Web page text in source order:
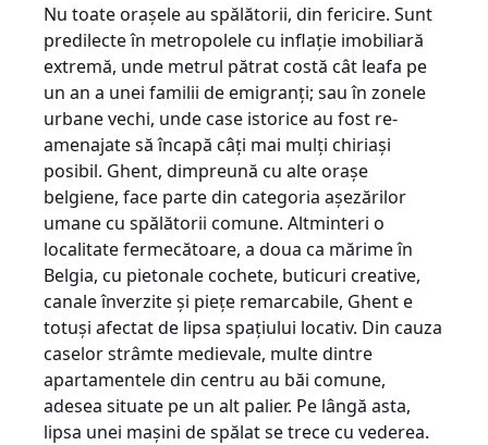
Nu toate oraşele au spălătorii, din fericire. Sunt
predilecte în metropolele cu inflaţie imobiliară
extremă, unde metrul pătrat costă cât leafa pe
un an a unei familii de emigranţi; sau în zonele
urbane vechi, unde case istorice au fost re-
amenajate să încapă câţi mai mulţi chiriaşi
posibil. Ghent, dimpreună cu alte oraşe
belgiene, face parte din categoria aşezărilor
umane cu spălătorii comune. Altminteri o
localitate fermecătoare, a doua ca mărime în
Belgia, cu pietonale cochete, buticuri creative,
canale înverzite şi pieţe remarcabile, Ghent e
totuşi afectat de lipsa spaţiului locativ. Din cauza
caselor strâmte medievale, multe dintre
apartamentele din centru au băi comune,
adesea situate pe un alt palier. Pe lângă asta,
lipsa unei maşini de spălat se trece cu vederea.